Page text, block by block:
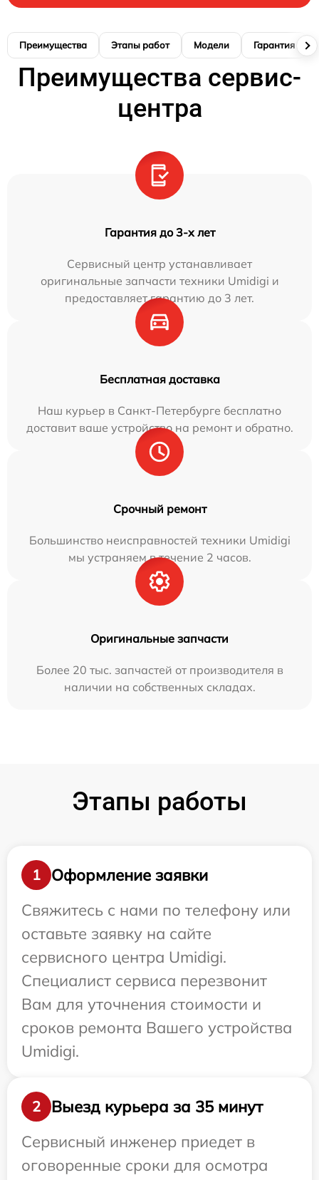
Преимущества Этапы работ Модели Гарантия
Преимущества сервис-
центра
Гарантия до 3-х лет
Сервисный центр устанавливает
оригинальные запчасти техники Umidigi и
предоставляет гарантию до 3 лет.
Бесплатная доставка
Наш курьер в Санкт-Петербурге бесплатно
доставит ваше устройство на ремонт и обратно.
Срочный ремонт
Большинство неисправностей техники Umidigi
мы устраняем в течение 2 часов.
Оригинальные запчасти
Более 20 тыс. запчастей от производителя в
наличии на собственных складах.
Этапы работы
1
Оформление заявки
Свяжитесь с нами по телефону или
оставьте заявку на сайте
сервисного центра Umidigi.
Специалист сервиса перезвонит
Вам для уточнения стоимости и
сроков ремонта Вашего устройства
Umidigi.
2
Выезд курьера за 35 минут
Сервисный инженер приедет в
оговоренные сроки для осмотра